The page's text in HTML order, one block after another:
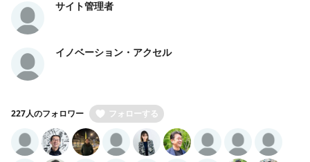
サイト管理者
イノベーション・アクセル
227人のフォロワー フォローする